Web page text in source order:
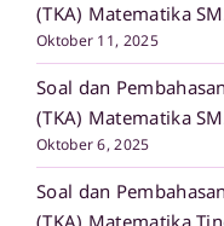
(TKA) Matematika
Oktober 11, 2025
Soal dan
(TKA) Matematika
Oktober 6, 2025
Soal dan